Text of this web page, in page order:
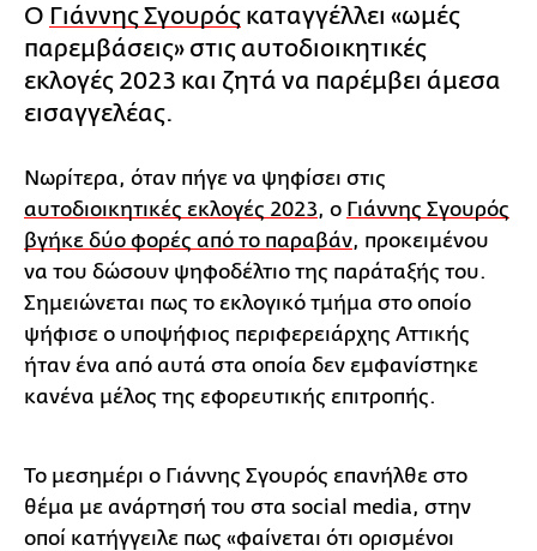
Ο Γιάννης Σγουρός καταγγέλλει «ωμές
παρεμβάσεις» στις αυτοδιοικητικές
εκλογές 2023 και ζητά να παρέμβει άμεσα
εισαγγελέας.
Νωρίτερα, όταν πήγε να ψηφίσει στις
αυτοδιοικητικές εκλογές 2023, ο Γιάννης Σγουρός
βγήκε δύο φορές από το παραβάν, προκειμένου
να του δώσουν ψηφοδέλτιο της παράταξής του.
Σημειώνεται πως το εκλογικό τμήμα στο οποίο
ψήφισε ο υποψήφιος περιφερειάρχης Αττικής
ήταν ένα από αυτά στα οποία δεν εμφανίστηκε
κανένα μέλος της εφορευτικής επιτροπής.
Το μεσημέρι ο Γιάννης Σγουρός επανήλθε στο
θέμα με ανάρτησή του στα social media, στην
οποί κατήγγειλε πως «φαίνεται ότι ορισμένοι